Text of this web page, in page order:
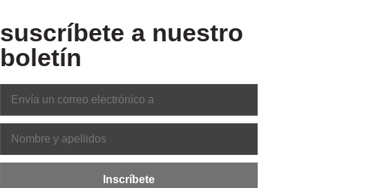
suscríbete a nuestro
boletín